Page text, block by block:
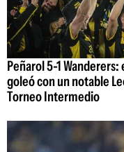
Peñarol 5-1
goleó con un notable
Torneo Intermedio